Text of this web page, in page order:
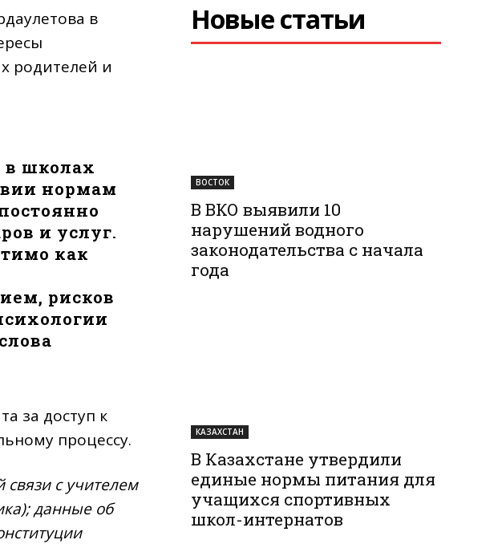
в
родителей и
в школах
нормам
и услуг.
как
рисков
за доступ к
процессу.
с учителем
данные об
Новые статьи
ВОСТОК
В ВКО выявили 10
нарушений водного
законодательства с начала
года
КАЗАХСТАН
В Казахстане утвердили
единые нормы питания для
учащихся спортивных
школ-интернатов